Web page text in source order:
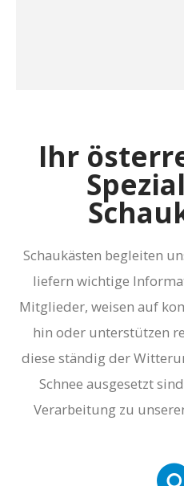
Ihr
Schaukästen begleiten
liefern wichtige
Mitglieder, weisen auf
hin oder unterstützen
diese ständig der
Schnee ausgesetzt
Verarbeitung zu